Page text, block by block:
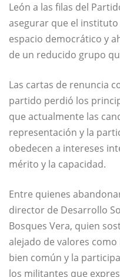
León a las filas del
asegurar que el
espacio democrático y
de un reducido grupo
Las cartas de renuncia
partido perdió los
que actualmente las
representación y la
obedecen a intereses
mérito y la capacidad.
Entre quienes
director de Desarrollo
Bosques Vera, quien
alejado de valores
bien común y la
los militantes que